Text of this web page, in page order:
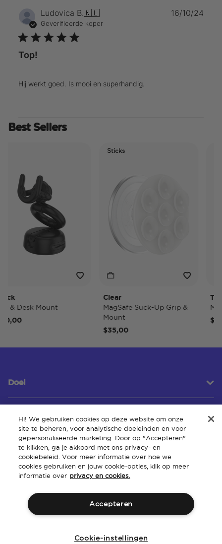
Ludovica B.🇳🇱
Geverifieerde koper
Top!
Hij werkt goed. Is mooi en superhandig.
16/10/24
Best Sellers
Desk Mount
Sticks
Clear
MagSafe Suck-Up Grip &
Mount
$35,00
Doel
Klantenservice
Over
Hi! We gebruiken cookies op deze website om onze
site te beheren, voor analytische doeleinden en voor
gepersonaliseerde marketing. Door op "Accepteren"
te klikken, ga je akkoord met ons privacy- en
cookiebeleid. Voor meer informatie over hoe we
cookies gebruiken en jouw cookie-opties, klik op meer
informatie over privacy en cookies.
Accepteren
Cookie-instellingen